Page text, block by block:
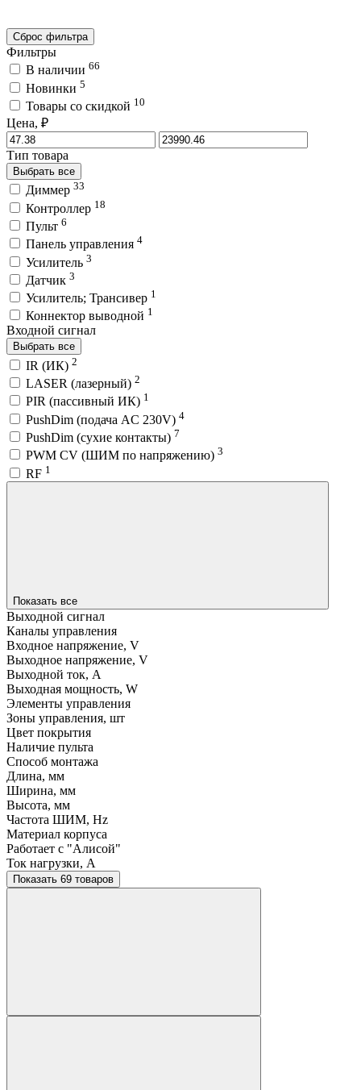
Сброс фильтра
Фильтры
В наличии 66
Новинки 5
Товары со скидкой 10
Цена, ₽
Тип товара
Выбрать все
Диммер 33
Контроллер 18
Пульт 6
Панель управления 4
Усилитель 3
Датчик 3
Усилитель; Трансивер 1
Коннектор выводной 1
Входной сигнал
Выбрать все
IR (ИК) 2
LASER (лазерный) 2
PIR (пассивный ИК) 1
PushDim (подача AC 230V) 4
PushDim (сухие контакты) 7
PWM СV (ШИМ по напряжению) 3
RF 1
Показать все
Выходной сигнал
Каналы управления
Входное напряжение, V
Выходное напряжение, V
Выходной ток, A
Выходная мощность, W
Элементы управления
Зоны управления, шт
Цвет покрытия
Наличие пульта
Способ монтажа
Длина, мм
Ширина, мм
Высота, мм
Частота ШИМ, Hz
Материал корпуса
Работает с "Алисой"
Ток нагрузки, A
Показать 69 товаров